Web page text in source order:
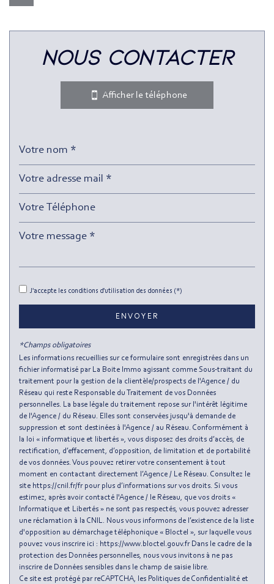
Bar
École maternelle
Enseignement supérieur
Mairie
statistiques
Taxe habitation
Taxe foncière 8,37 %
Habitants de moins de 25 ans
Habitants de 25 à 55 ans 51,10 %
Habitants de plus de 55 ans 23,49 %
Nombre d'enfants par famille 0,83
Familles sans enfant 50,66 %
Familles avec 1 ou 2 enfants
Maisons 0,46 %
Appartements 99,54 %
Familles avec 3 enfants 5,07 %
nous contacter
Afficher le téléphone
J'accepte les conditions d'utilisation des données (*)
ENVOYER
*Champs obligatoires
Les informations recueillies sur ce formulaire sont enregistrées dans un
fichier informatisé par La Boite Immo agissant comme Sous-traitant du
traitement pour la gestion de la clientèle/prospects de l'Agence / du
Réseau qui reste Responsable du Traitement de vos Données
personnelles. La base légale du traitement repose sur l'intérêt légitime
de l'Agence / du Réseau. Elles sont conservées jusqu'à demande de
suppression et sont destinées à l'Agence / au Réseau. Conformément à
la loi « informatique et libertés », vous disposez des droits d’accès, de
rectification, d’effacement, d’opposition, de limitation et de portabilité
de vos données. Vous pouvez retirer votre consentement à tout
moment en contactant directement l’Agence / Le Réseau. Consultez le
site https://cnil.fr/fr pour plus d’informations sur vos droits. Si vous
estimez, après avoir contacté l'Agence / le Réseau, que vos droits «
Informatique et Libertés » ne sont pas respectés, vous pouvez adresser
une réclamation à la CNIL. Nous vous informons de l’existence de la liste
d'opposition au démarchage téléphonique « Bloctel », sur laquelle vous
pouvez vous inscrire ici : https://www.bloctel.gouv.fr Dans le cadre de la
protection des Données personnelles, nous vous invitons à ne pas
inscrire de Données sensibles dans le champ de saisie libre.
Ce site est protégé par reCAPTCHA, les Politiques de Confidentialité et